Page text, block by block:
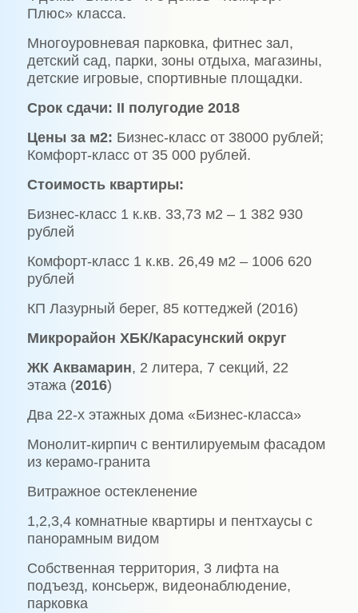
Плюс» класса.
Многоуровневая парковка, фитнес зал,
детский сад, парки, зоны отдыха, магазины,
детские игровые, спортивные площадки.
Срок сдачи: II полугодие 2018
Цены за м2: Бизнес-класс от 38000 рублей;
Комфорт-класс от 35 000 рублей.
Стоимость квартиры:
Бизнес-класс 1 к.кв. 33,73 м2 – 1 382 930
рублей
Комфорт-класс 1 к.кв. 26,49 м2 – 1006 620
рублей
КП Лазурный берег, 85 коттеджей (2016)
Микрорайон ХБК/Карасунский округ
ЖК Аквамарин, 2 литера, 7 секций, 22
этажа (2016)
Два 22-х этажных дома «Бизнес-класса»
Монолит-кирпич с вентилируемым фасадом
из керамо-гранита
Витражное остекленение
1,2,3,4 комнатные квартиры и пентхаусы с
панорамным видом
Собственная территория, 3 лифта на
подъезд, консьерж, видеонаблюдение,
парковка